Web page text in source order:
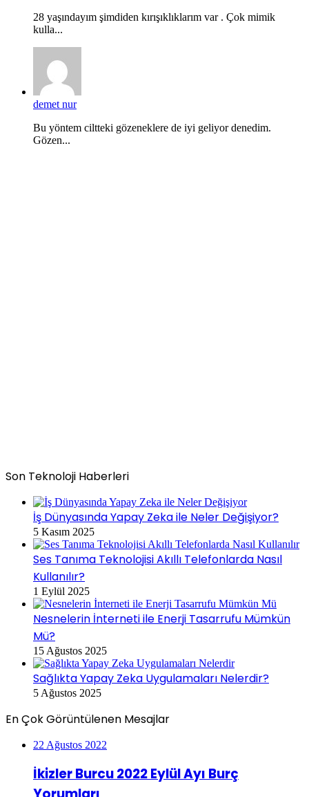
28 yaşındayım şimdiden kırışıklıklarım var . Çok mimik
kulla...
demet nur
Bu yöntem ciltteki gözeneklere de iyi geliyor denedim.
Gözen...
Son Teknoloji Haberleri
İş Dünyasında Yapay Zeka ile Neler Değişiyor?
5 Kasım 2025
Ses Tanıma Teknolojisi Akıllı Telefonlarda Nasıl
Kullanılır?
1 Eylül 2025
Nesnelerin İnterneti ile Enerji Tasarrufu Mümkün
Mü?
15 Ağustos 2025
Sağlıkta Yapay Zeka Uygulamaları Nelerdir?
5 Ağustos 2025
En Çok Görüntülenen Mesajlar
22 Ağustos 2022
İkizler Burcu 2022 Eylül Ayı Burç